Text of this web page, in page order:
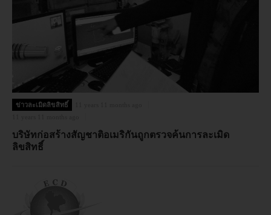
ข่าวละเมิดลิขสิทธิ์
บริษัทก่อสร้างสัญชาติอเมริกันถูกตรวจค้นการละเมิด
ลิขสิทธิ์